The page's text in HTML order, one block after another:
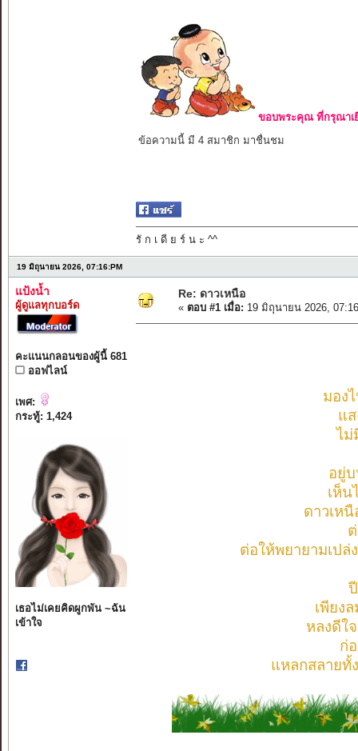
ขอบพระคุณ ที่กรุณาเ
ข้อความนี้ มี 4 สมาชิก มาชื่นชม
รั ก เ ดี ย ร์ น ะ ^^
19 มิถุนายน 2026, 07:16:PM
แป้งน้ำ
ผู้ดูแลทุกบอร์ด
คะแนนกลอนของผู้นี้ 681
ออฟไลน์
เพศ:
กระทู้: 1,424
เธอไม่เคยคิดผูกพัน ~ฉัน
เข้าใจ
Re: ดาวเหนือ
« ตอบ #1 เมื่อ: 19 มิถุนายน 2026,
มอง
แ
ไม่
อยู่บ
เห็น
ดาวเห
ต่อให้พยายามเปล่
เพียง
หลงดีใ
ก่
แหลกสลายทั้